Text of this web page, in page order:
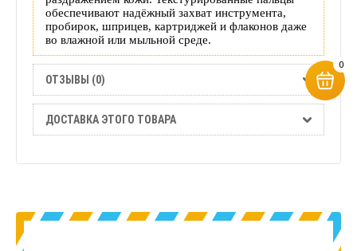
обеспечивают надёжный захват инструмента,
пробирок, шприцев, картриджей и флаконов даже
во влажной или мыльной среде.
ОТЗЫВЫ (0)
ДОСТАВКА ЭТОГО ТОВАРА
0